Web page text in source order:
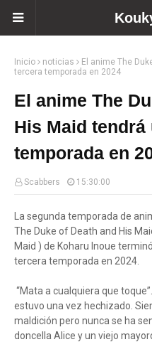
Inicio noticias
El anime The
tercera temporada en 2024
El anime The
His Maid tendrá
temporada en
Scabbers 15:30:00
La segunda temporada de
The Duke of Death and His
Maid ) de Koharu Inoue
tercera temporada en 2024.
“Mata a cualquiera que
estuvo una vez hechizado.
maldición pero nunca se ha
doncella Alice y un viejo